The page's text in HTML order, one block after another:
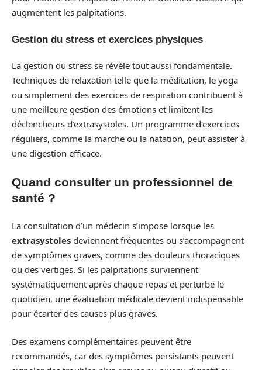
augmentent les palpitations.
Gestion du stress et exercices physiques
La gestion du stress se révèle tout aussi fondamentale.
Techniques de relaxation telle que la méditation, le yoga
ou simplement des exercices de respiration contribuent à
une meilleure gestion des émotions et limitent les
déclencheurs d’extrasystoles. Un programme d’exercices
réguliers, comme la marche ou la natation, peut assister à
une digestion efficace.
Quand consulter un professionnel de
santé ?
La consultation d’un médecin s’impose lorsque les
extrasystoles deviennent fréquentes ou s’accompagnent
de symptômes graves, comme des douleurs thoraciques
ou des vertiges. Si les palpitations surviennent
systématiquement après chaque repas et perturbe le
quotidien, une évaluation médicale devient indispensable
pour écarter des causes plus graves.
Des examens complémentaires peuvent être
recommandés, car des symptômes persistants peuvent